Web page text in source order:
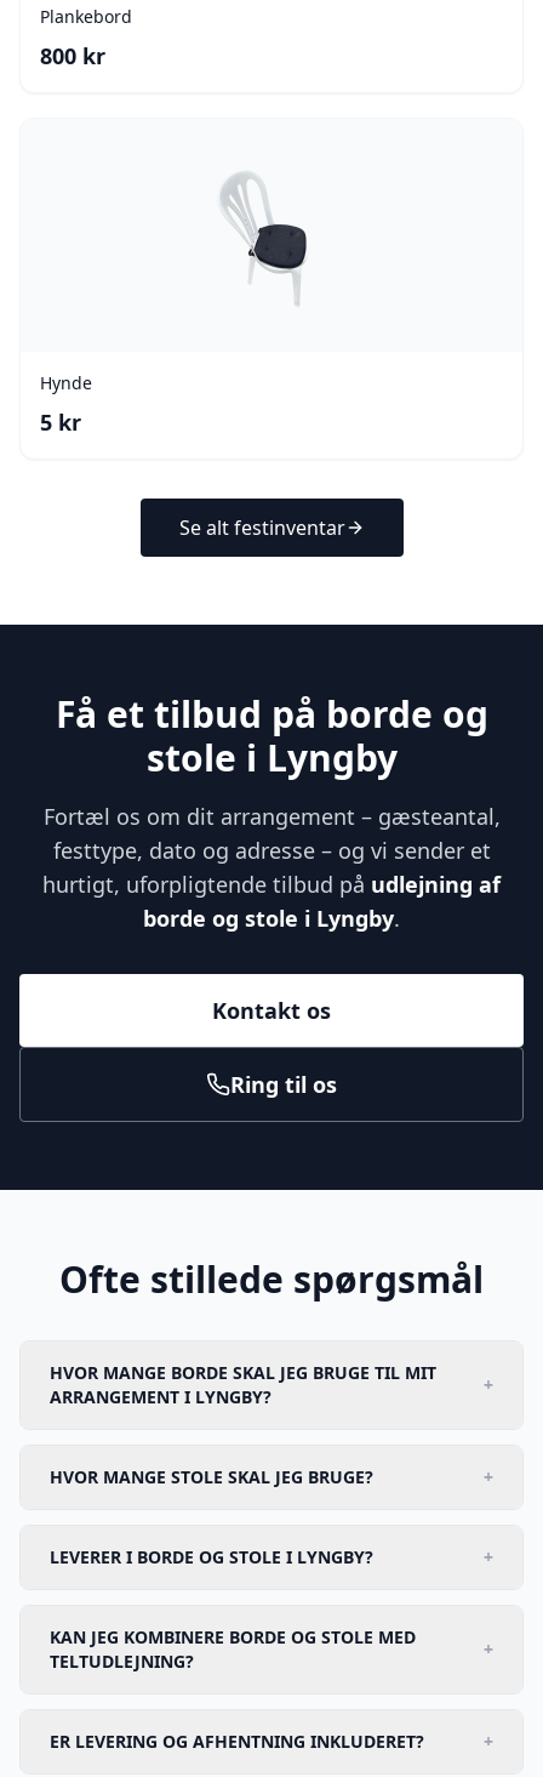
Plankebord
800 kr
Hynde
5 kr
Se alt festinventar
Få et tilbud på borde og
stole i Lyngby
Fortæl os om dit arrangement – gæsteantal,
festtype, dato og adresse – og vi sender et
hurtigt, uforpligtende tilbud på udlejning af
borde og stole i Lyngby.
Kontakt os
Ring til os
Ofte stillede spørgsmål
HVOR MANGE BORDE SKAL JEG BRUGE TIL MIT
ARRANGEMENT I LYNGBY?
+
HVOR MANGE STOLE SKAL JEG BRUGE? +
LEVERER I BORDE OG STOLE I LYNGBY? +
KAN JEG KOMBINERE BORDE OG STOLE MED
TELTUDLEJNING?
+
ER LEVERING OG AFHENTNING INKLUDERET? +